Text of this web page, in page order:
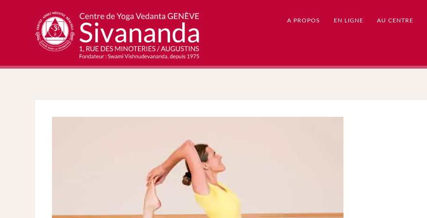
A PROPOS EN LIGNE AU CENTRE